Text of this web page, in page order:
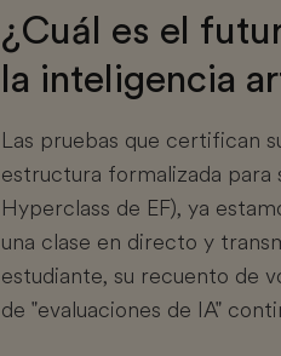
¿Cuál es el
la inteligencia
Las pruebas que certifican
estructura formalizada para
Hyperclass de EF), ya
una clase en directo y
estudiante, su recuento de
de "evaluaciones de IA"